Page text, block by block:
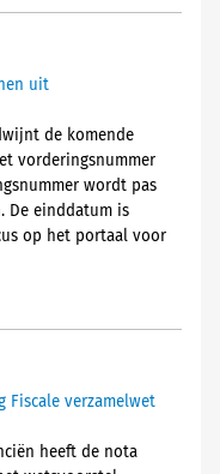
uit
de komende
vorderingsnummer
wordt pas
De einddatum is
op het portaal voor
Fiscale verzamelwet
heeft de nota